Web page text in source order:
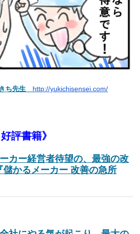
ち先生 http://yukichisensei.com/
評書籍》
カー経営者待望の、最強の改
かるメーカー 改善の急所